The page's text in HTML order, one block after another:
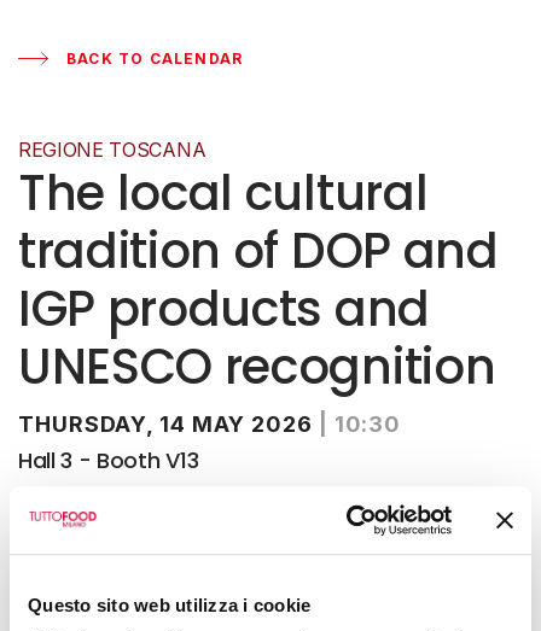
Questo sito web utilizza i cookie
BACK TO CALENDAR
REGIONE TOSCANA
The local cultural
tradition of DOP and
IGP products and
UNESCO recognition
THURSDAY, 14 MAY 2026 10:30
Hall 3 - Booth V13